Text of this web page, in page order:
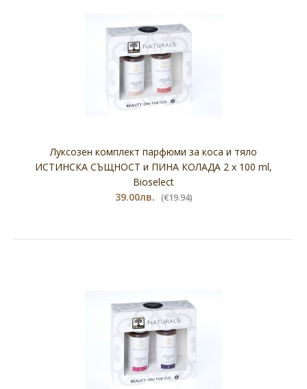
Луксозен комплект парфюми за коса и тяло
ИСТИНСКА СЪЩНОСТ и ПИНА КОЛАДА 2 х 100 ml,
Bioselect
39.00лв. (€19.94)